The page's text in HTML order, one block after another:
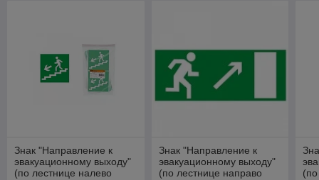
Знак "Направление к
эвакуационному выходу"
(по лестнице налево
Знак "Направление к
эвакуационному выходу"
(по лестнице направо